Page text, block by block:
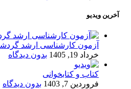
آخرین ویدیو
آزمون کارشناسی ارشد گردشگری ۱۹-۱۸
خرداد 19, 1405
بدون دیدگاه
کتاب و کتابخوانی
فروردین 7, 1403
بدون دیدگاه